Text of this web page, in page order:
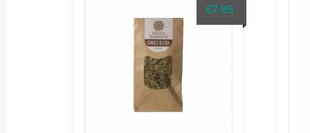
€7.95